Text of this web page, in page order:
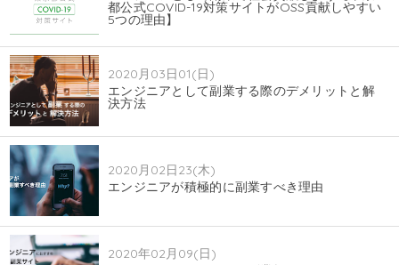
都公式COVID-19対策サイトがOSS貢献しやすい
5つの理由】
2020月03日01(日)
エンジニアとして副業する際のデメリットと解
決方法
2020月02日23(木)
エンジニアが積極的に副業すべき理由
2020年02月09(日)